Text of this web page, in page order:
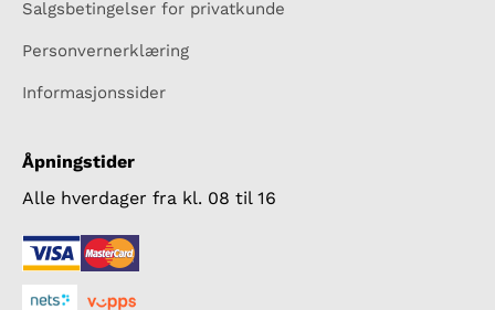
Salgsbetingelser for privatkunde
Personvernerklæring
Informasjonssider
Åpningstider
Alle hverdager fra kl. 08 til 16